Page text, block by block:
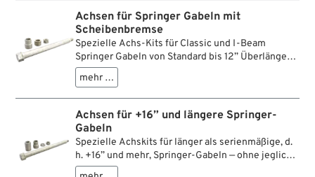
den ersten 3/4" berühren (die andere Seite lagert
auf dem bremsseitigen Distanzstück). Bei zu viel
Seitenspiel der Nabe können kleine
Modifikationen notwendig werden.
Achsen für Springer Gabeln mit
Scheibenbremse
Spezielle Achs-Kits für Classic und I-Beam
Springer Gabeln von Standard bis 12” Überlänge
mit Trommel-auf-Scheibe Umbaukit und Custom-
Rädern.
mehr …
Achsen für +16” und längere Springer-
Gabeln
Spezielle Achskits für länger als serienmäßige, d.
h. +16” und mehr, Springer-Gabeln — ohne jegliche
Modifikationen.